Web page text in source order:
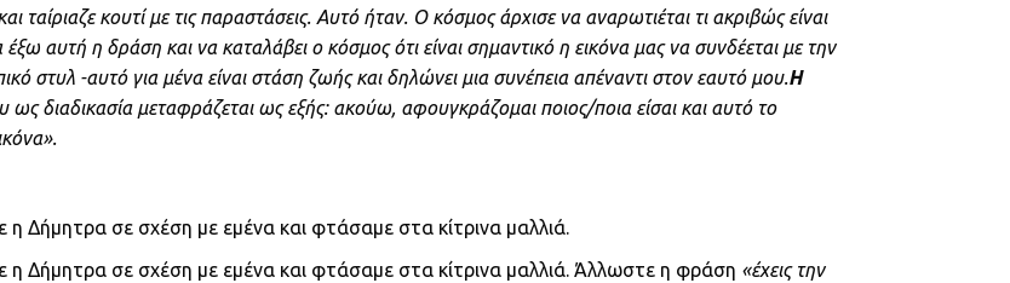
κουτί με τις παραστάσεις. Αυτό ήταν. Ο κόσμος άρχισε να αναρωτιέται τι ακριβώς είναι
αυτή η δράση και να καταλάβει ο κόσμος ότι είναι σημαντικό η εικόνα μας να συνδέεται με την
στυλ -αυτό για μένα είναι στάση ζωής και δηλώνει μια συνέπεια απέναντι στον εαυτό μου.Η
ως διαδικασία μεταφράζεται ως εξής: ακούω, αφουγκράζομαι ποιος/ποια είσαι και αυτό το
Δήμητρα σε σχέση με εμένα και φτάσαμε στα κίτρινα μαλλιά.
Δήμητρα σε σχέση με εμένα και φτάσαμε στα κίτρινα μαλλιά. Άλλωστε η φράση «έχεις την